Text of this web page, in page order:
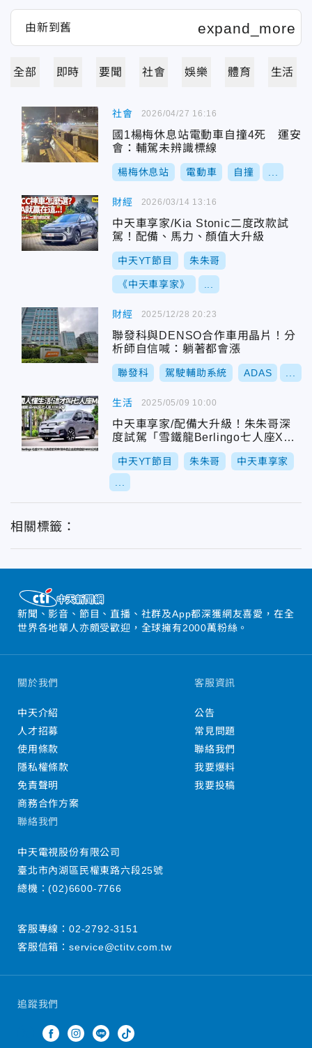
全部 即時 要聞 社會 娛樂 體育 生活
社會
國1楊梅休息站電動車自撞4死 運安
會：輔駕未辨識標線
楊梅休息站 電動車 自撞
2026/04/27 16:16
財經
中天車享家/Kia Stonic二度改款試
駕！配備、馬力、顏值大升級
中天YT節目 朱朱哥
《中天車享家》
2026/03/14 13:16
財經
聯發科與DENSO合作車用晶片！分
析師自信喊：躺著都會漲
聯發科 駕駛輔助系統 ADAS
2025/12/28 20:23
生活
中天車享家/配備大升級！朱朱哥深
度試駕「雪鐵龍Berlingo七人座XT
R」
中天YT節目 朱朱哥 中天車享家
2025/05/09 10:00
相關標籤：
新聞、影音、節目、直播、社群及App都深獲網友喜愛，在全
世界各地華人亦頗受歡迎，全球擁有2000萬粉絲。
追蹤我們
關於我們
中天介紹
人才招募
使用條款
隱私權條款
免責聲明
商務合作方案
客服資訊
公告
常見問題
聯絡我們
我要爆料
我要投稿
聯絡我們
中天電視股份有限公司
臺北市內湖區民權東路六段25號
總機：(02)6600-7766
客服專線： 02-2792-3151
客服信箱： service@ctitv.com.tw